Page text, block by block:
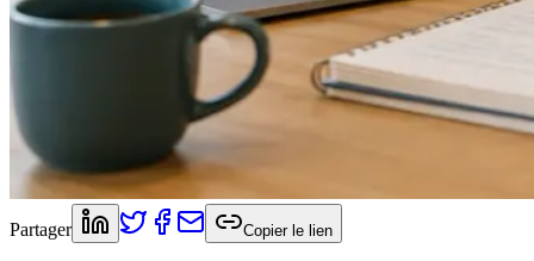
Partager Copier le lien